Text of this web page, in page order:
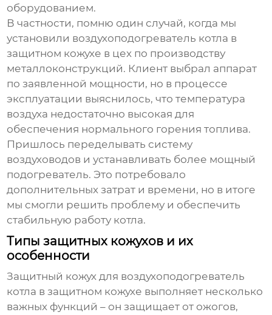
оборудованием.
В частности, помню один случай, когда мы
установили воздухоподогреватель котла в
защитном кожухе в цех по производству
металлоконструкций. Клиент выбрал аппарат
по заявленной мощности, но в процессе
эксплуатации выяснилось, что температура
воздуха недостаточно высокая для
обеспечения нормального горения топлива.
Пришлось переделывать систему
воздуховодов и устанавливать более мощный
подогреватель. Это потребовало
дополнительных затрат и времени, но в итоге
мы смогли решить проблему и обеспечить
стабильную работу котла.
Типы защитных кожухов и их
особенности
Защитный кожух для воздухоподогреватель
котла в защитном кожухе выполняет несколько
важных функций – он защищает от ожогов,